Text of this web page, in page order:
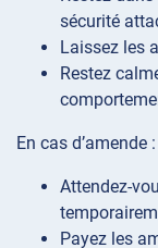
sécurité
Laissez les
Restez
En cas d’amende :
Attendez-
Payez les